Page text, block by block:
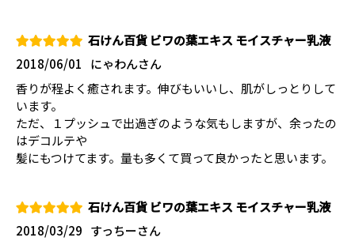
石けん百貨 ビワの葉エキス モイスチャー乳液
にゃわんさん
2018/06/01
香りが程よく癒されます。伸びもいいし、肌がしっとりして
います。
ただ、１プッシュで出過ぎのような気もしますが、余ったの
はデコルテや
髪にもつけてます。量も多くて買って良かったと思います。
石けん百貨 ビワの葉エキス モイスチャー乳液
すっちーさん
2018/03/29